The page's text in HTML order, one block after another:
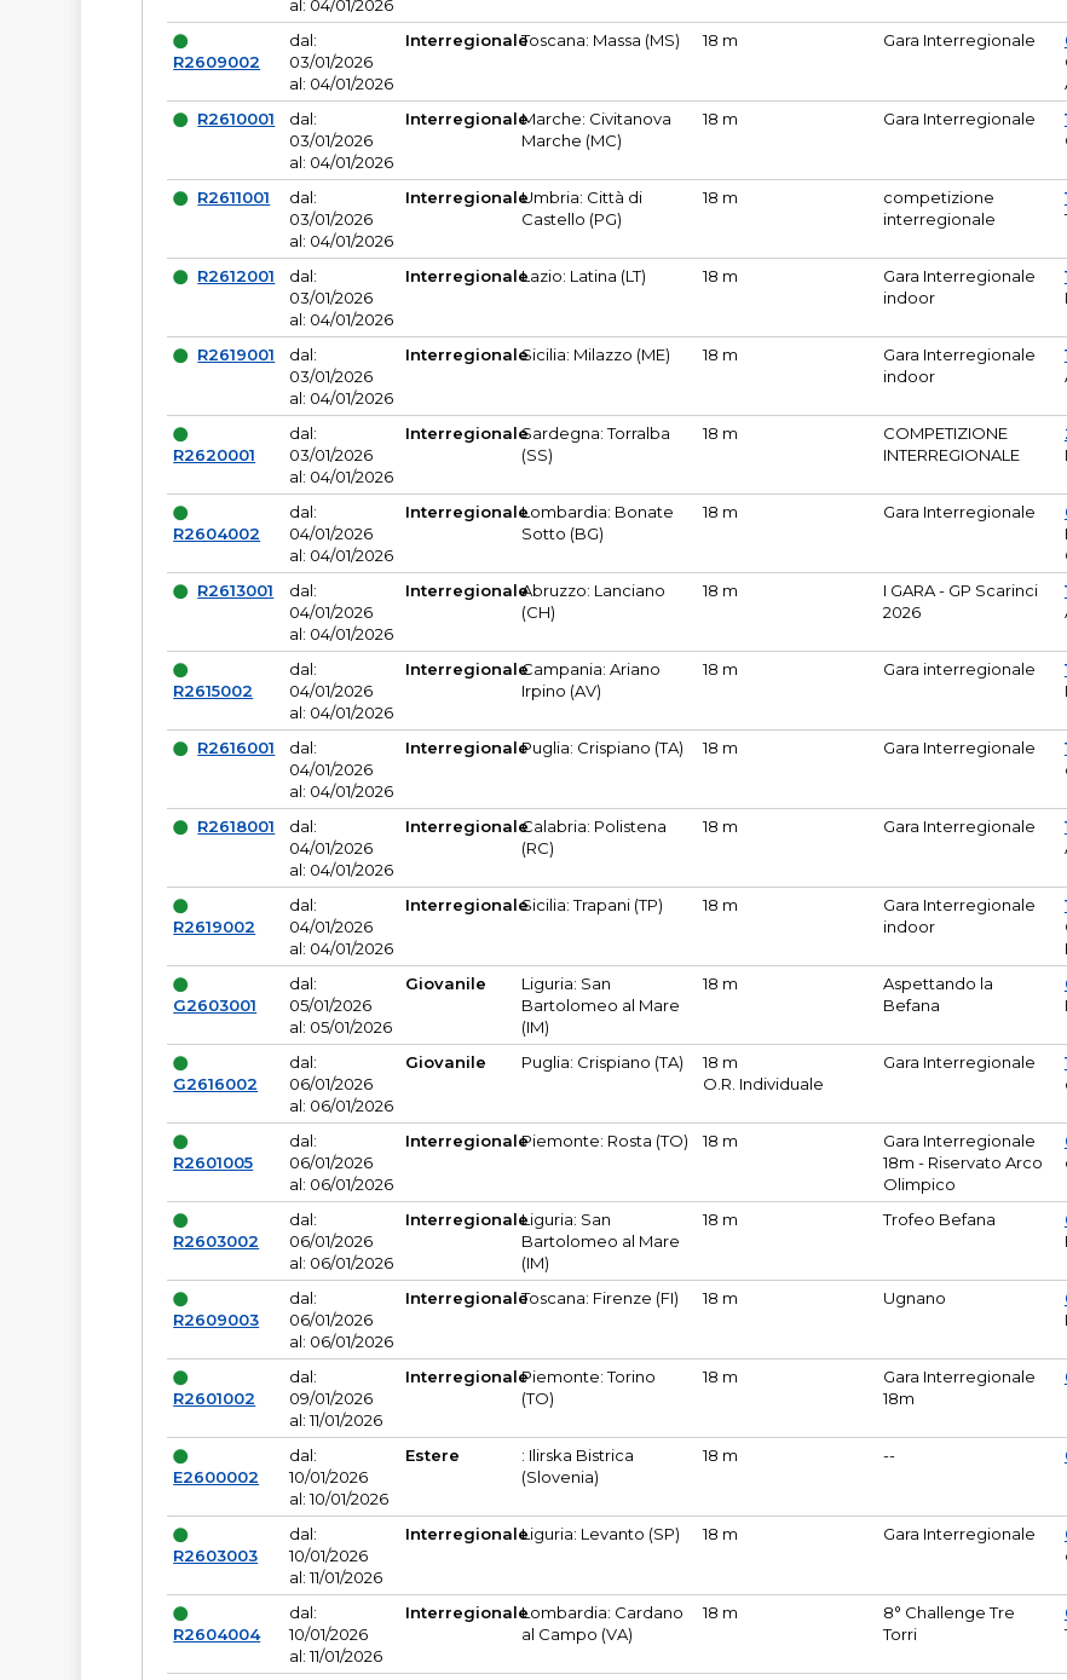
al: 04/01/2026
R2609002
dal:
03/01/2026
al: 04/01/2026
InterregionaleToscana: Massa (MS) 18 m Gara Interregionale
R2610001
dal:
03/01/2026
al: 04/01/2026
InterregionaleMarche: Civitanova
Marche (MC)
18 m Gara Interregionale
R2611001
dal:
03/01/2026
al: 04/01/2026
InterregionaleUmbria: Città di
Castello (PG)
18 m
competizione
interregionale
R2612001
dal:
03/01/2026
al: 04/01/2026
InterregionaleLazio: Latina (LT) 18 m
Gara Interregionale
indoor
R2619001
dal:
03/01/2026
al: 04/01/2026
InterregionaleSicilia: Milazzo (ME) 18 m
Gara Interregionale
indoor
R2620001
dal:
03/01/2026
al: 04/01/2026
InterregionaleSardegna: Torralba
(SS)
18 m
COMPETIZIONE
INTERREGIONALE
R2604002
dal:
04/01/2026
al: 04/01/2026
InterregionaleLombardia: Bonate
Sotto (BG)
18 m Gara Interregionale
R2613001
dal:
04/01/2026
al: 04/01/2026
InterregionaleAbruzzo: Lanciano
(CH)
18 m
I GARA - GP Scarinci
2026
R2615002
dal:
04/01/2026
al: 04/01/2026
InterregionaleCampania: Ariano
Irpino (AV)
18 m Gara interregionale
R2616001
dal:
04/01/2026
al: 04/01/2026
InterregionalePuglia: Crispiano (TA) 18 m Gara Interregionale
R2618001
dal:
04/01/2026
al: 04/01/2026
InterregionaleCalabria: Polistena
(RC)
18 m Gara Interregionale
R2619002
dal:
04/01/2026
al: 04/01/2026
InterregionaleSicilia: Trapani (TP) 18 m
Gara Interregionale
indoor
G2603001
dal:
05/01/2026
al: 05/01/2026
Giovanile
Liguria: San
Bartolomeo al Mare
(IM)
18 m
Aspettando la
Befana
G2616002
dal:
06/01/2026
al: 06/01/2026
Giovanile Puglia: Crispiano (TA)
18 m
O.R. Individuale
Gara Interregionale
R2601005
dal:
06/01/2026
al: 06/01/2026
InterregionalePiemonte: Rosta (TO) 18 m
Gara Interregionale
18m - Riservato Arco
Olimpico
R2603002
dal:
06/01/2026
al: 06/01/2026
InterregionaleLiguria: San
Bartolomeo al Mare
(IM)
18 m Trofeo Befana
R2609003
dal:
06/01/2026
al: 06/01/2026
InterregionaleToscana: Firenze (FI) 18 m Ugnano
R2601002
dal:
09/01/2026
al: 11/01/2026
InterregionalePiemonte: Torino
(TO)
18 m
Gara Interregionale
18m
E2600002
dal:
10/01/2026
al: 10/01/2026
Estere
: Ilirska Bistrica
(Slovenia)
18 m --
R2603003
dal:
10/01/2026
al: 11/01/2026
InterregionaleLiguria: Levanto (SP) 18 m Gara Interregionale
R2604004
dal:
10/01/2026
al: 11/01/2026
InterregionaleLombardia: Cardano
al Campo (VA)
18 m
8° Challenge Tre
Torri